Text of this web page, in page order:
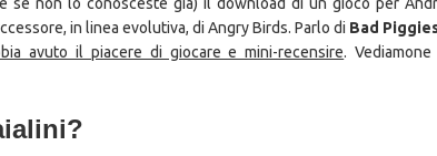
in linea evolutiva, di Angry Birds. Parlo di Bad
avuto il piacere di giocare e mini-recensire.